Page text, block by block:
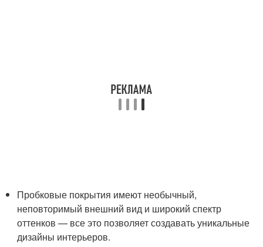
Пробковые покрытия имеют необычный,
неповторимый внешний вид и широкий спектр
оттенков — все это позволяет создавать уникальные
дизайны интерьеров.